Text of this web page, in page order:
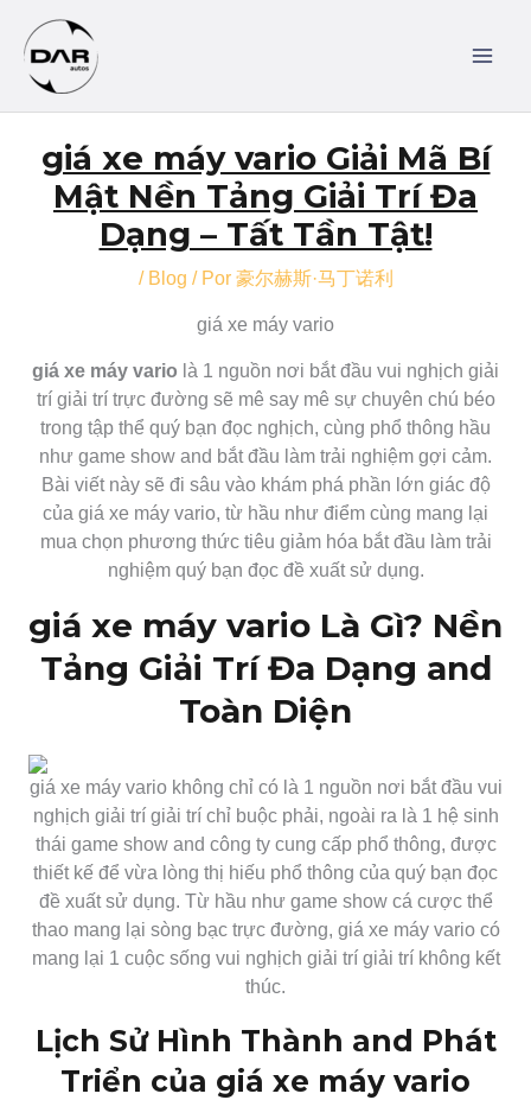
contenido
giá xe máy vario Giải Mã Bí
Mật Nền Tảng Giải Trí Đa
Dạng – Tất Tần Tật!
/ Blog / Por 豪尔赫斯·马丁诺利
giá xe máy vario
giá xe máy vario là 1 nguồn nơi bắt đầu vui nghịch giải
trí giải trí trực đường sẽ mê say mê sự chuyên chú béo
trong tập thể quý bạn đọc nghịch, cùng phổ thông hầu
như game show and bắt đầu làm trải nghiệm gợi cảm.
Bài viết này sẽ đi sâu vào khám phá phần lớn giác độ
của giá xe máy vario, từ hầu như điểm cùng mang lại
mua chọn phương thức tiêu giảm hóa bắt đầu làm trải
nghiệm quý bạn đọc đề xuất sử dụng.
giá xe máy vario Là Gì? Nền
Tảng Giải Trí Đa Dạng and
Toàn Diện
giá xe máy vario không chỉ có là 1 nguồn nơi bắt đầu vui
nghịch giải trí giải trí chỉ buộc phải, ngoài ra là 1 hệ sinh
thái game show and công ty cung cấp phổ thông, được
thiết kế để vừa lòng thị hiếu phổ thông của quý bạn đọc
đề xuất sử dụng. Từ hầu như game show cá cược thể
thao mang lại sòng bạc trực đường, giá xe máy vario có
mang lại 1 cuộc sống vui nghịch giải trí giải trí không kết
thúc.
Lịch Sử Hình Thành and Phát
Triển của giá xe máy vario
de
entradas